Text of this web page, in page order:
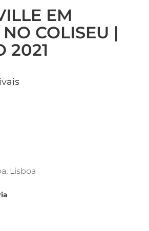
EM
COLISEU |
2021
Lisboa